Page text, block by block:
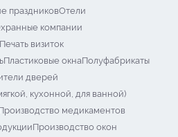
праздниковОтели
компании
Печать визиток
Пластиковые окнаПолуфабрикаты
дверей
кухонной, для ванной)
медикаментов
Производство окон